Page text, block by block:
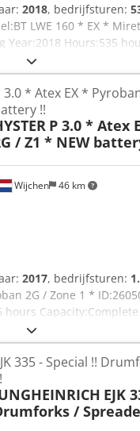
2018, bedrijfsturen:
LWE 160 * EX *
Year:2018 Hours:535
Options:* EX *
in ZONE 1 en
Wijchen 46 km
3.0 * Atex EX *
!!
P 3.0 * Atex
/ Z1 * NEW
2017, bedrijfsturen:
2G / Zone 1 *
Agmjrf Systeem /
1 & 2 ) Temp klasse
335 - Special !!
EJK
/